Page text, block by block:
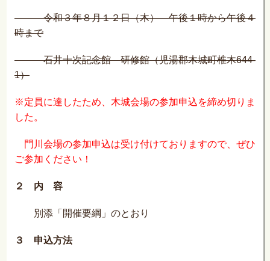
令和３年８月１２日（木） 午後１時から午後４
時まで
石井十次記念館 研修館（児湯郡木城町椎木644-
1）
※定員に達したため、木城会場の参加申込を締め切りま
した。
門川会場の参加申込は受け付けておりますので、ぜひ
ご参加ください！
２ 内 容
別添「開催要綱」のとおり
３ 申込方法